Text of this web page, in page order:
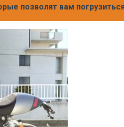
позволят вам